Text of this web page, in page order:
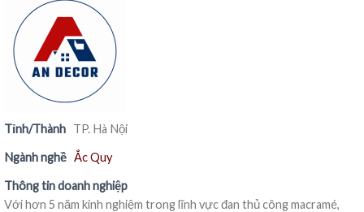
Tỉnh/Thành TP. Hà Nội
Ngành nghề Ắc Quy
Thông tin doanh nghiệp
Với hơn 5 năm kinh nghiệm trong lĩnh vực đan thủ công macramé,